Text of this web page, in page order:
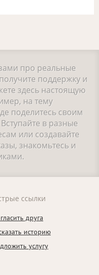
про реальные
поддержку и
здесь настоящую
на тему
поделитесь своим
в разные
или создавайте
знакомьтесь и
ссылки
друга
историю
услугу